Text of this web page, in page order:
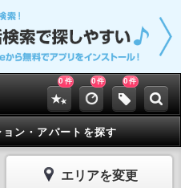
0 件 0件 0件
ン・アパートを探す
エリアを変更